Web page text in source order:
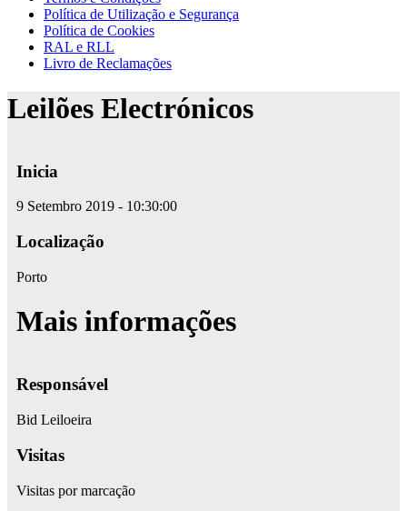
Política de Utilização e Segurança
Política de Cookies
RAL e RLL
Livro de Reclamações
Leilões Electrónicos
Inicia
9 Setembro 2019 - 10:30:00
Localização
Porto
Mais informações
Responsável
Bid Leiloeira
Visitas
Visitas por marcação